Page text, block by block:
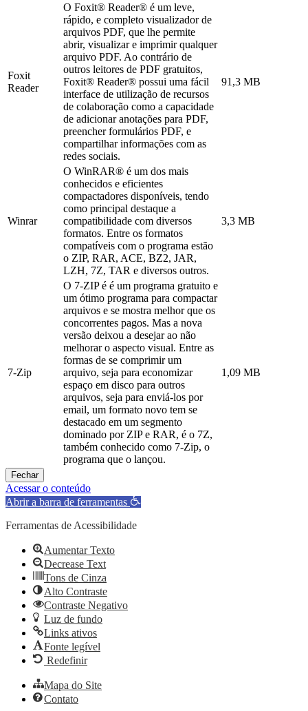
Foxit
Reader
O Foxit® Reader® é um leve,
rápido, e completo visualizador de
arquivos PDF, que lhe permite
abrir, visualizar e imprimir qualquer
arquivo PDF. Ao contrário de
outros leitores de PDF gratuitos,
Foxit® Reader® possui uma fácil
interface de utilização de recursos
de colaboração como a capacidade
de adicionar anotações para PDF,
preencher formulários PDF, e
compartilhar informações com as
redes sociais.
91,3 MB
Winrar
O WinRAR® é um dos mais
conhecidos e eficientes
compactadores disponíveis, tendo
como principal destaque a
compatibilidade com diversos
formatos. Entre os formatos
compatíveis com o programa estão
o ZIP, RAR, ACE, BZ2, JAR,
LZH, 7Z, TAR e diversos outros.
3,3 MB
7-Zip
O 7-ZIP é é um programa gratuito e
um ótimo programa para compactar
arquivos e se mostra melhor que os
concorrentes pagos. Mas a nova
versão deixou a desejar ao não
melhorar o aspecto visual. Entre as
formas de se comprimir um
arquivo, seja para economizar
espaço em disco para outros
arquivos, seja para enviá-los por
email, um formato novo tem se
destacado em um segmento
dominado por ZIP e RAR, é o 7Z,
também conhecido como 7-Zip, o
programa que o lançou.
1,09 MB
Fechar
Acessar o conteúdo
Abrir a barra de ferramentas
Ferramentas de Acessibilidade
Aumentar Texto
Decrease Text
Tons de Cinza
Alto Contraste
Contraste Negativo
Luz de fundo
Links ativos
Fonte legível
Redefinir
Mapa do Site
Contato